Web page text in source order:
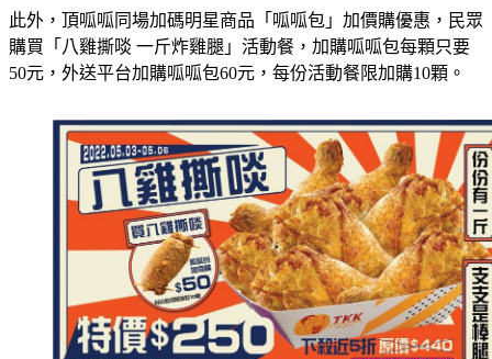
此外，頂呱呱同場加碼明星商品「呱呱包」加價購優惠，民眾
購買「八雞撕啖 一斤炸雞腿」活動餐，加購呱呱包每顆只要
50元，外送平台加購呱呱包60元，每份活動餐限加購10顆。